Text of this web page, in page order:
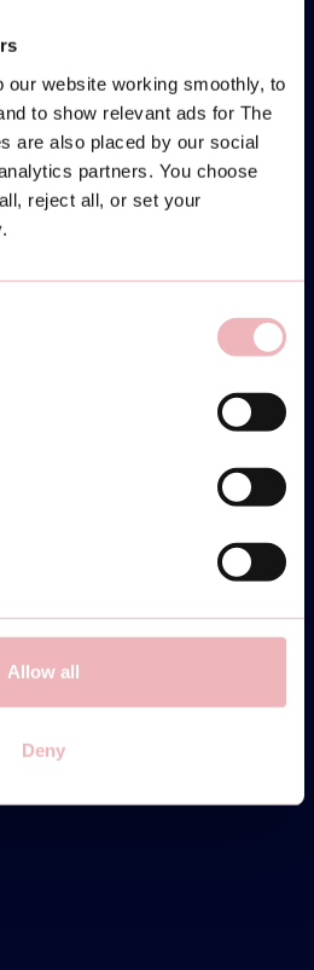
our website working smoothly, to
to show relevant ads for The
are also placed by our social
partners. You choose
reject all, or set your
Allow all
Deny